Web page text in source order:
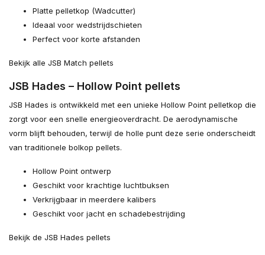
Platte pelletkop (Wadcutter)
Ideaal voor wedstrijdschieten
Perfect voor korte afstanden
Bekijk alle JSB Match pellets
JSB Hades – Hollow Point pellets
JSB Hades is ontwikkeld met een unieke Hollow Point pelletkop die
zorgt voor een snelle energieoverdracht. De aerodynamische
vorm blijft behouden, terwijl de holle punt deze serie onderscheidt
van traditionele bolkop pellets.
Hollow Point ontwerp
Geschikt voor krachtige luchtbuksen
Verkrijgbaar in meerdere kalibers
Geschikt voor jacht en schadebestrijding
Bekijk de JSB Hades pellets